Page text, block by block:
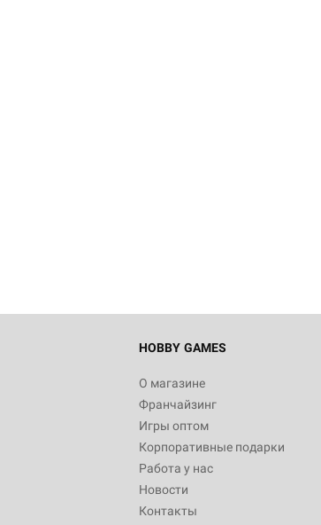
HOBBY GAMES
О магазине
Франчайзинг
Игры оптом
Корпоративные подарки
Работа у нас
Новости
Контакты